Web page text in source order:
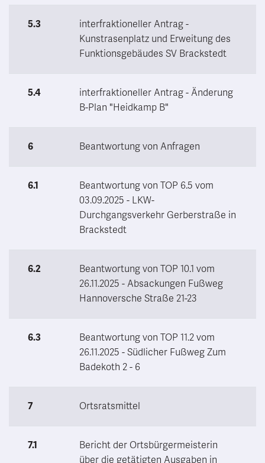
5.3
interfraktioneller Antrag -
Kunstrasenplatz und Erweitung des
Funktionsgebäudes SV Brackstedt
5.4
interfraktioneller Antrag - Änderung
B-Plan "Heidkamp B"
6 Beantwortung von Anfragen
6.1
Beantwortung von TOP 6.5 vom
03.09.2025 - LKW-
Durchgangsverkehr Gerberstraße in
Brackstedt
6.2
Beantwortung von TOP 10.1 vom
26.11.2025 - Absackungen Fußweg
Hannoversche Straße 21-23
6.3
Beantwortung von TOP 11.2 vom
26.11.2025 - Südlicher Fußweg Zum
Badekoth 2 - 6
7 Ortsratsmittel
7.1
Bericht der Ortsbürgermeisterin
über die getätigten Ausgaben in